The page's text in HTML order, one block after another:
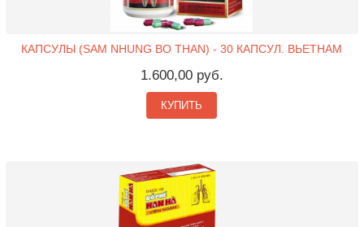
КАПСУЛЫ (SAM NHUNG BO THAN) - 30 КАПСУЛ. ВЬЕТНАМ
1.600,00 руб.
КУПИТЬ